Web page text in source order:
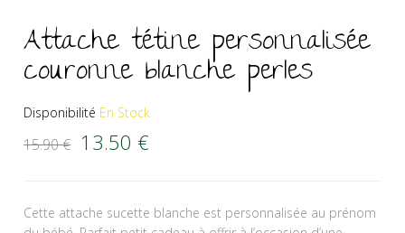
Attache tétine personnalisée
couronne blanche perles
Disponibilité En Stock
15.90€ Le prix initial était : 15.90 €.
13.50 €
Cette attache sucette blanche est personnalisée au prénom